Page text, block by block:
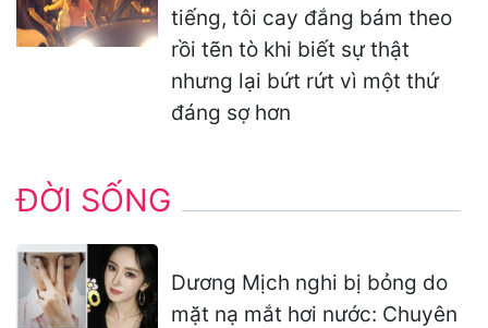
tiếng, tôi cay đắng bám theo
rồi tẽn tò khi biết sự thật
nhưng lại bứt rứt vì một thứ
đáng sợ hơn
ĐỜI SỐNG
Dương Mịch nghi bị bỏng do
mặt nạ mắt hơi nước: Chuyên